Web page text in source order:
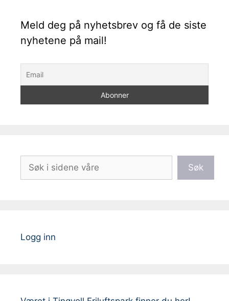
Meld deg på nyhetsbrev og få de siste
nyhetene på mail!
Søk
Søk
Logg inn